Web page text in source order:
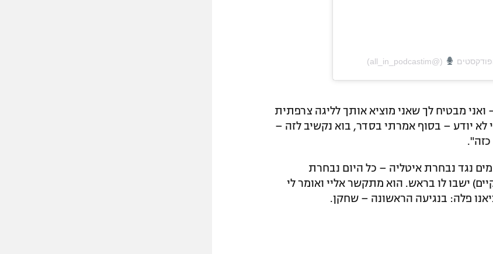
(@all_in_podcastim)
מבטיח לך שאני מוציא אותך לליגה צרפתית
יודע – בסוף אמרתי בסדר, בוא נקשיב לזה –
נגד נבחרת איטליה – כל היום נבחרת
ישבו לו בראש. הוא מתקשר אליי ואומר לי
פלה: בנגיעה הראשונה – שחקן.